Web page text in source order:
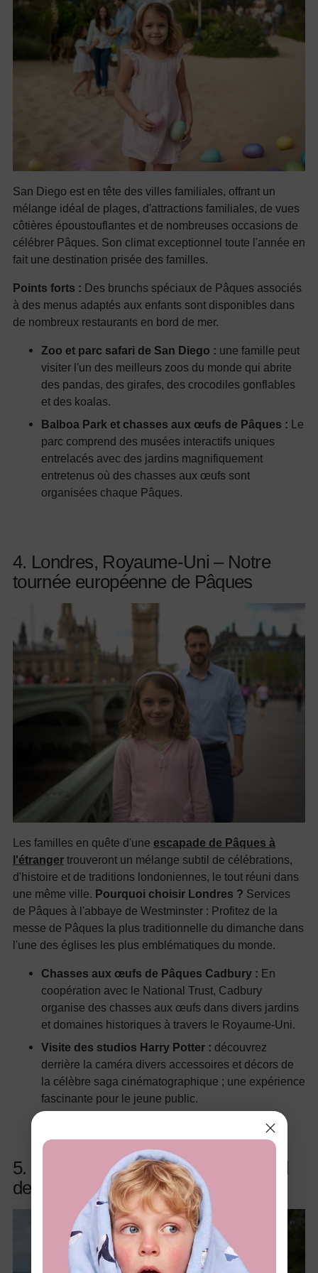
San Diego est en tête des villes familiales, offrant un
mélange idéal de plages, d'attractions familiales, de vues
côtières époustouflantes et de nombreuses occasions de
célébrer Pâques. Son climat exceptionnel toute l'année en
fait une destination prisée des familles.
Points forts : Des brunchs spéciaux de Pâques associés
à des menus adaptés aux enfants sont disponibles dans
de nombreux restaurants en bord de mer.
Zoo et parc safari de San Diego : une famille peut
visiter l'un des meilleurs zoos du monde qui abrite
des pandas, des girafes, des crocodiles gonflables
et des koalas.
Balboa Park et chasses aux œufs de Pâques : Le
parc comprend des musées interactifs uniques
entrelacés avec des jardins magnifiquement
entretenus où des chasses aux œufs sont
organisées chaque Pâques.
4. Londres, Royaume-Uni – Notre
tournée européenne de Pâques
Les familles en quête d'une escapade de Pâques à
l'étranger trouveront un mélange subtil de célébrations,
d'histoire et de traditions londoniennes, le tout réuni dans
une même ville. Pourquoi choisir Londres ? Services
de Pâques à l'abbaye de Westminster : Profitez de la
messe de Pâques la plus traditionnelle du dimanche dans
l'une des églises les plus emblématiques du monde.
Chasses aux œufs de Pâques Cadbury : En
coopération avec le National Trust, Cadbury
organise des chasses aux œufs dans divers jardins
et domaines historiques à travers le Royaume-Uni.
Visite des studios Harry Potter : découvrez
derrière la caméra divers accessoires et décors de
la célèbre saga cinématographique ; une expérience
fascinante pour le jeune public.
5. Maui, Hawaï – Un paradis tropical
de Pâques